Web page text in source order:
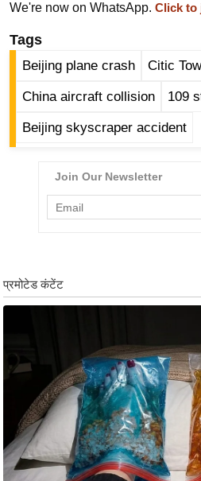
ज
न
ज
त
बॉ
ड
फि
मी
r
e
a
We're now on WhatsApp. Click to
Tags
Beijing plane crash Citic
China aircraft collision 109
Beijing skyscraper accident